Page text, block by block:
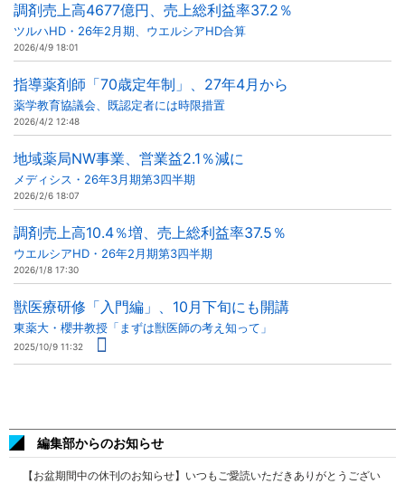
調剤売上高4677億円、売上総利益率37.2％
ツルハHD・26年2月期、ウエルシアHD合算
2026/4/9 18:01
指導薬剤師「70歳定年制」、27年4月から
薬学教育協議会、既認定者には時限措置
2026/4/2 12:48
地域薬局NW事業、営業益2.1％減に
メディシス・26年3月期第3四半期
2026/2/6 18:07
調剤売上高10.4％増、売上総利益率37.5％
ウエルシアHD・26年2月期第3四半期
2026/1/8 17:30
獣医療研修「入門編」、10月下旬にも開講
東薬大・櫻井教授「まずは獣医師の考え知って」
2025/10/9 11:32
編集部からのお知らせ
【お盆期間中の休刊のお知らせ】いつもご愛読いただきありがとうござい